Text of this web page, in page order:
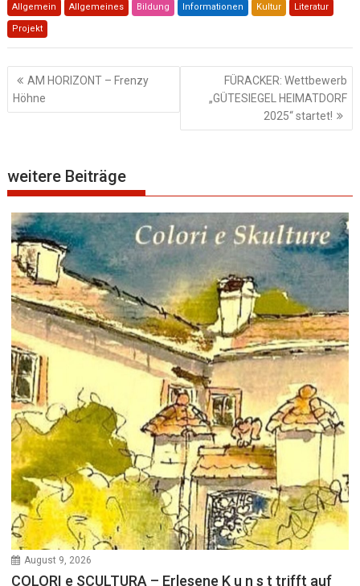
Allgemein Allgemeines Bildung Informationen Kultur Literatur
Projekt
Beitragsnavigation
AM HORIZONT – Frenzy
Höhne
FÜRACKER: Wettbewerb
„GÜTESIEGEL HEIMATDORF
2025“ startet!
weitere Beiträge
August 9, 2026
COLORI e SCULTURA – Erlesene K u n s t trifft auf